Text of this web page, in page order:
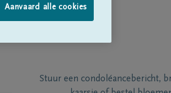
Stuur een condoléancebericht,
Aanvaard alle cookies